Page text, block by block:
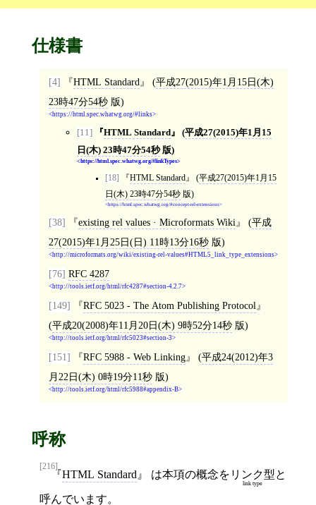
仕様書
[4] HTML Standard (平成27(2015)年1月15日(木)
23時47分54秒版)
https://html.spec.whatwg.org/#links
[11] HTML Standard (平成27(2015)年1月15
日(木) 23時47分54秒版)
https://html.spec.whatwg.org/#linkTypes
[18] HTML Standard (平成27(2015)年1月15
日(木) 23時47分54秒版)
https://html.spec.whatwg.org/#concept-rel-extensions
[38] existing rel values · Microformats Wiki (平成
27(2015)年1月25日(日) 11時13分16秒版)
http://microformats.org/wiki/existing-rel-values#HTML5_link_type_extensions
[76] RFC 4287
http://tools.ietf.org/html/rfc4287#section-4.2.7
[149]
RFC 5023 - The Atom Publishing Protocol
(平成20(2008)年11月20日(木) 9時52分14秒版)
http://tools.ietf.org/html/rfc5023#section-3
[151] RFC 5988 - Web Linking (平成24(2012)年3
月22日(木) 0時19分11秒版)
http://tools.ietf.org/html/rfc5988#appendix-B
呼称
[216]
HTML Standard は本項の概念を リンク型
link type
と
呼んでいます。